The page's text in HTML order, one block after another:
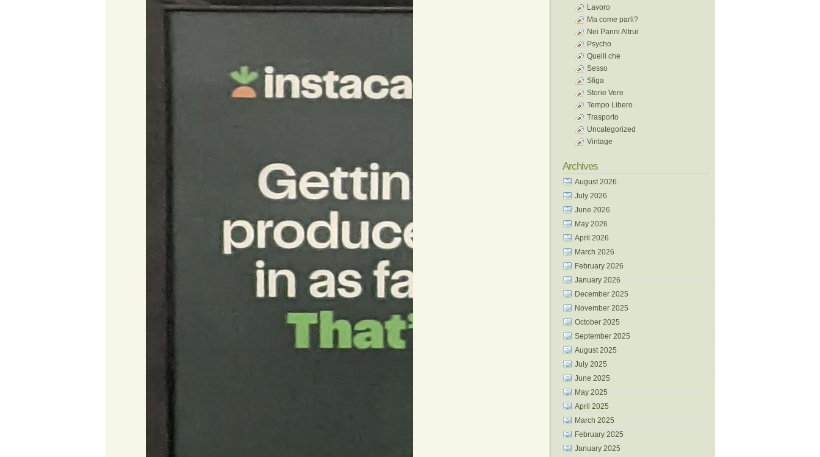
Lavoro
Ma come parli?
Nei Panni Altrui
Psycho
Quelli che
Sesso
Sfiga
Storie Vere
Tempo Libero
Trasporto
Uncategorized
Vintage
Archives
August 2026
July 2026
June 2026
May 2026
April 2026
March 2026
February 2026
January 2026
December 2025
November 2025
October 2025
September 2025
August 2025
July 2025
June 2025
May 2025
April 2025
March 2025
February 2025
January 2025